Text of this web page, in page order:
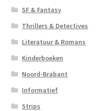
SF & Fantasy
Thrillers & Detectives
Literatuur & Romans
Kinderboeken
Noord-Brabant
Informatief
Strips